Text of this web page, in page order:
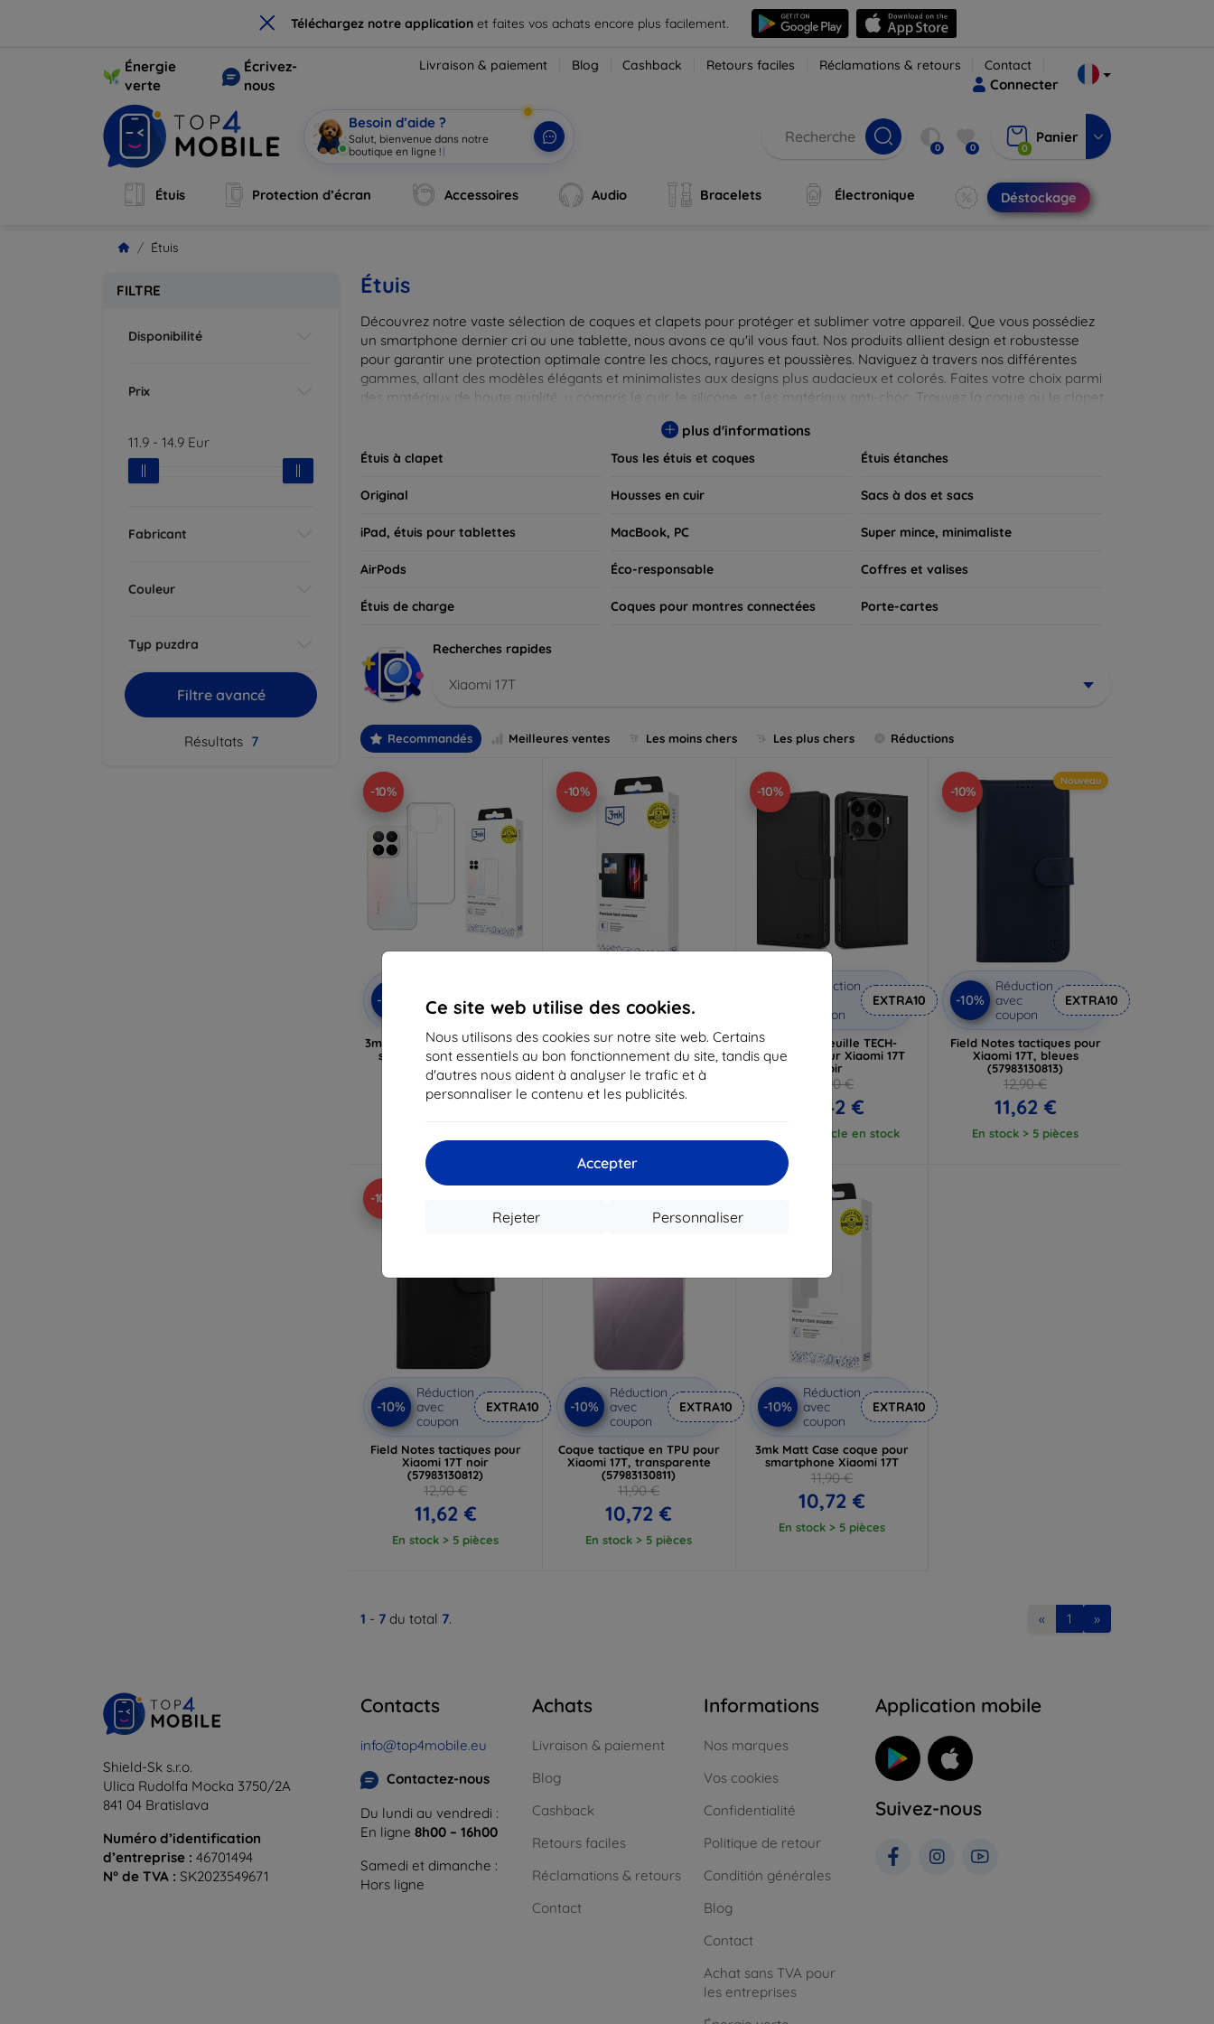
× Téléchargez notre application et faites vos achats encore plus facilement.
Ce site web utilise des cookies.
Nous utilisons des cookies sur notre site web. Certains
sont essentiels au bon fonctionnement du site, tandis que
d'autres nous aident à analyser le trafic et à
personnaliser le contenu et les publicités.
Accepter
Personnaliser
Rejeter
Énergie
verte
Écrivez-
nous
Livraison & paiement Blog Cashback Retours faciles Réclamations & retours Contact
Connecter
Besoin d’aide ?
Salut, bienvenue dans notre
boutique en ligne ! | 0 0 0
Panier
Étuis Protection d’écran Accessoires Audio Bracelets Électronique Déstockage
Étuis
FILTRE
Disponibilité
Prix
11.9 - 14.9 Eur
Fabricant
Couleur
Typ puzdra
Filtre avancé
Résultats 7
Étuis
Découvrez notre vaste sélection de coques et clapets pour protéger et sublimer votre appareil. Que vous possédiez
un smartphone dernier cri ou une tablette, nous avons ce qu'il vous faut. Nos produits allient design et robustesse
pour garantir une protection optimale contre les chocs, rayures et poussières. Naviguez à travers nos différentes
gammes, allant des modèles élégants et minimalistes aux designs plus audacieux et colorés. Faites votre choix parmi
des matériaux de haute qualité, y compris le cuir, le silicone, et les matériaux anti-choc. Trouvez la coque ou le clapet
plus d'informations
Étuis à clapet Tous les étuis et coques Étuis étanches
Original Housses en cuir Sacs à dos et sacs
iPad, étuis pour tablettes MacBook, PC Super mince, minimaliste
AirPods Éco-responsable Coffres et valises
Étuis de charge Coques pour montres connectées Porte-cartes
Recherches rapides
Xiaomi 17T
Recommandés Meilleures ventes Les moins chers Les plus chers Réductions
-10%
-10%
avec
coupon
EXTRA10
3mk Clear Case, coque pour
smartphone Xiaomi 17T
11,90 €
10,72 €
en route 1 pcs, nous
attendons 10. 8. 2026
-10%
-10%
coupon
3mk Wallet Case étui pour
smartphone Xiaomi 17T
14,90 €
13,42 €
-10%
Réduction
coupon
EXTRA10
Étui portefeuille TECH-
PROTECT pour Xiaomi 17T
noir
14,90 €
13,42 €
Dernier article en stock
-10%
Nouveau
-10%
Réduction
avec
coupon
EXTRA10
Field Notes tactiques pour
Xiaomi 17T, bleues
(57983130813)
12,90 €
11,62 €
En stock > 5 pièces
-10%
Nouveau
-10%
Réduction
avec
coupon
EXTRA10
Field Notes tactiques pour
Xiaomi 17T noir
(57983130812)
12,90 €
11,62 €
En stock > 5 pièces
Nouveau
-10%
Réduction
avec
coupon
EXTRA10
Coque tactique en TPU pour
Xiaomi 17T, transparente
(57983130811)
11,90 €
10,72 €
En stock > 5 pièces
-10%
Réduction
avec
coupon
EXTRA10
3mk Matt Case coque pour
smartphone Xiaomi 17T
11,90 €
10,72 €
En stock > 5 pièces
1 - 7 du total 7. « 1 »
Shield-Sk s.r.o.
Ulica Rudolfa Mocka 3750/2A
841 04 Bratislava
Numéro d’identification
d’entreprise : 46701494
N° de TVA : SK2023549671
Contacts
info@top4mobile.eu
Contactez-nous
Du lundi au vendredi :
En ligne 8h00 – 16h00
Samedi et dimanche :
Hors ligne
Achats
Livraison & paiement
Blog
Cashback
Retours faciles
Réclamations & retours
Contact
Informations
Nos marques
Vos cookies
Confidentialité
Politique de retour
Conditión générales
Blog
Contact
Achat sans TVA pour
les entreprises
Application mobile
Suivez-nous